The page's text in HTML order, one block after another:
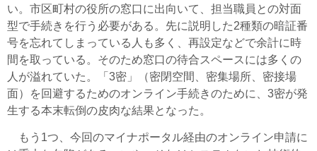
い。市区町村の役所の窓口に出向いて、担当職員との対面
型で手続きを行う必要がある。先に説明した2種類の暗証番
号を忘れてしまっている人も多く、再設定などで余計に時
間を取っている。そのため窓口の待合スペースには多くの
人が溢れていた。「3密」（密閉空間、密集場所、密接場
面）を回避するためのオンライン手続きのために、3密が発
生する本末転倒の皮肉な結果となった。
もう1つ、今回のマイナポータル経由のオンライン申請に